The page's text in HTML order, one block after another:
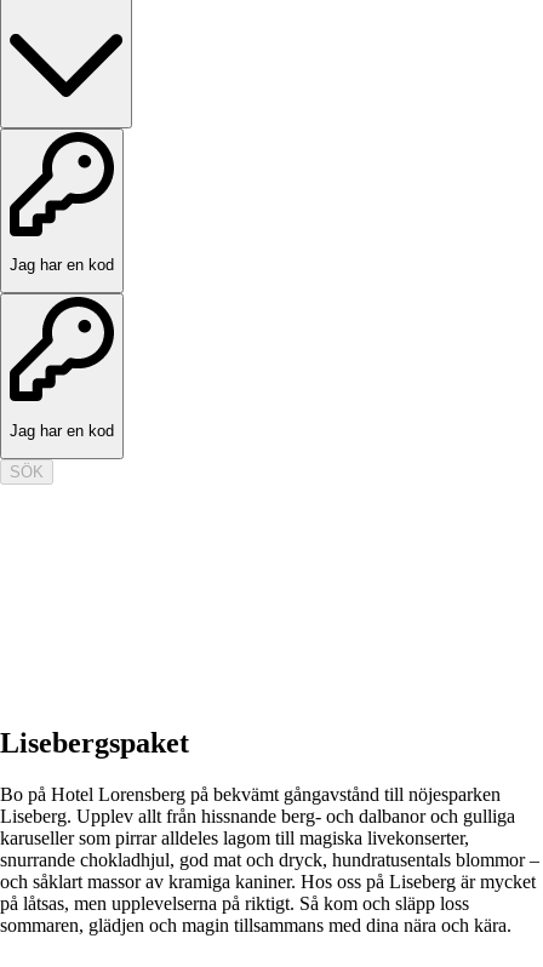
Jag har en kod
Jag har en kod
SÖK
Lisebergspaket
Bo på Hotel Lorensberg på bekvämt gångavstånd till nöjesparken
Liseberg. Upplev allt från hissnande berg- och dalbanor och gulliga
karuseller som pirrar alldeles lagom till magiska livekonserter,
snurrande chokladhjul, god mat och dryck, hundratusentals blommor –
och såklart massor av kramiga kaniner. Hos oss på Liseberg är mycket
på låtsas, men upplevelserna på riktigt. Så kom och släpp loss
sommaren, glädjen och magin tillsammans med dina nära och kära.